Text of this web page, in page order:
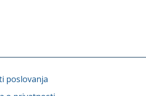
poslovanja